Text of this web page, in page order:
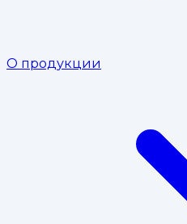
О продукции